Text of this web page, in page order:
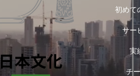
初めて
サー
実
チ